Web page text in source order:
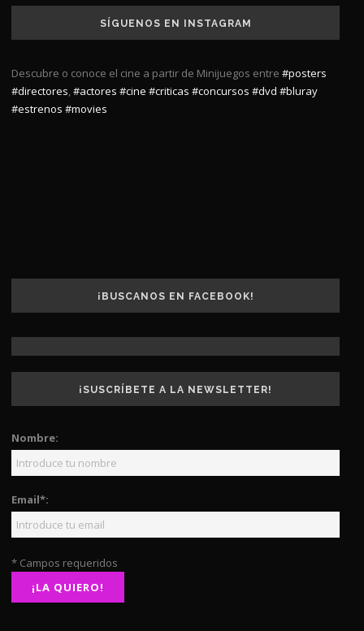
SÍGUENOS EN INSTAGRAM
Descubre o conoce el cine a partir de Minijuegos entre #posters
#directores,#actores #cine #criticas #concursos #dvd #bluray
#estrenos #movies
¡BUSCANOS EN FACEBOOK!
¡SUSCRÍBETE A LA NEWSLETTER!
Nombre:
Email*:
* Campos requeridos